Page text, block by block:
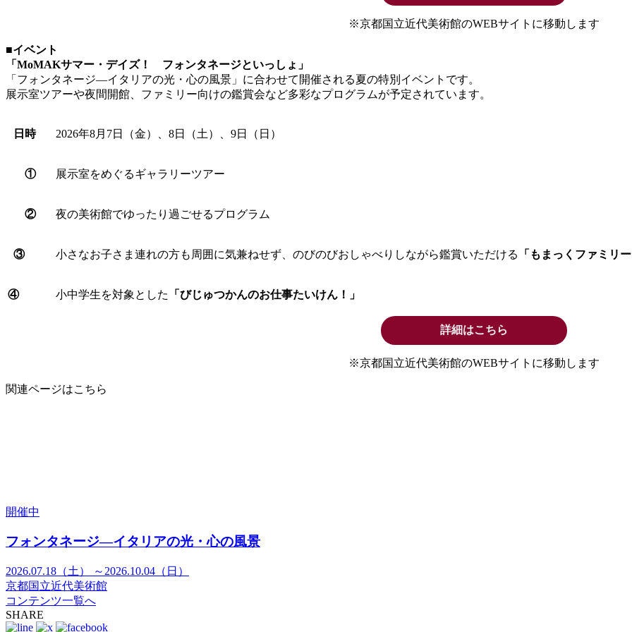
※京都国立近代美術館のWEBサイトに移動します
■イベント
「MoMAKサマー・デイズ！ フォンタネージといっしょ」
「フォンタネージ―イタリアの光・心の風景」に合わせて開催される夏の特別イベントです。
展示室ツアーや夜間開館、ファミリー向けの鑑賞会など多彩なプログラムが予定されています。
日時 2026年8月7日（金）、8日（土）、9日（日）
① 展示室をめぐるギャラリーツアー
② 夜の美術館でゆったり過ごせるプログラム
③ 小さなお子さま連れの方も周囲に気兼ねせず、のびのびおしゃべりしながら鑑賞いただける 「もまっくファミリ
④ 小中学生を対象とした 「びじゅつかんのお仕事たいけん！」
詳細はこちら
※京都国立近代美術館のWEBサイトに移動します
関連ページはこちら
開催中
フォンタネージ—イタリアの光・心の風景
2026.07.18（土） ～2026.10.04（日）
京都国立近代美術館
コンテンツ一覧へ
SHARE